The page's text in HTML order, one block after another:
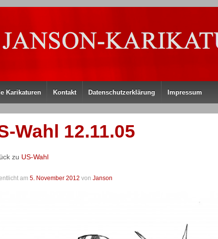
Karikaturen Kontakt Datenschutzerklärung Impressum
Wahl 12.11.05
zu US-Wahl
am 5. November 2012 von Janson